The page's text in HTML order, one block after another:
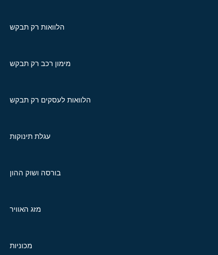
הלוואות רק תבקש
מימון רכב רק תבקש
הלוואות לעסקים רק תבקש
עגלת תינוקות
בורסה ושוק ההון
מזג האוויר
מכוניות